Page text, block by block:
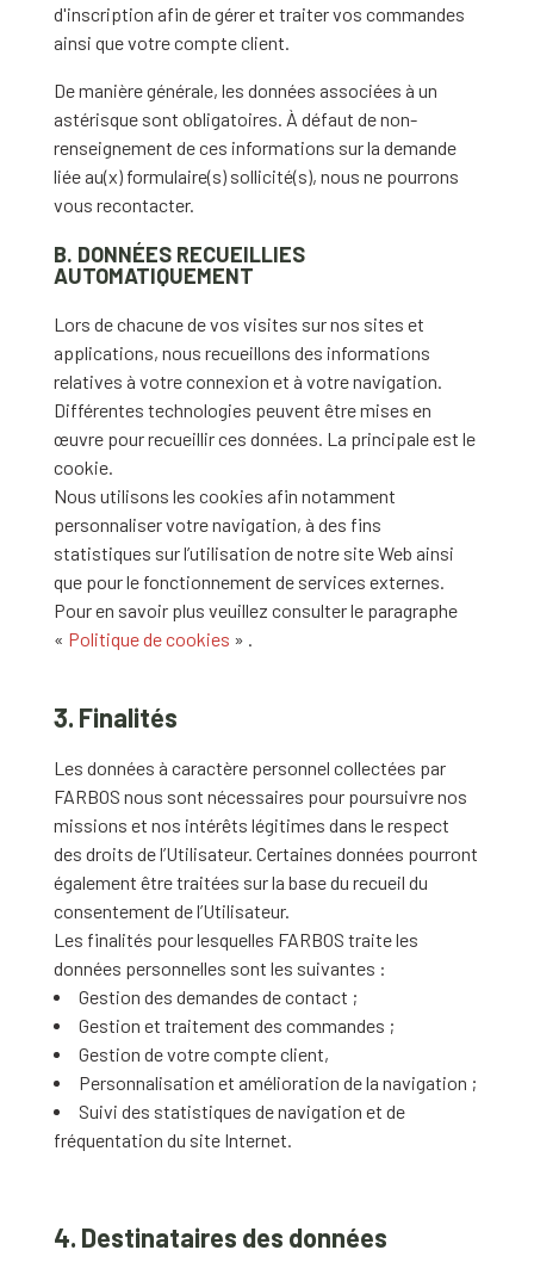
d'inscription afin de gérer et traiter vos commandes
ainsi que votre compte client.
De manière générale, les données associées à un
astérisque sont obligatoires. À défaut de non-
renseignement de ces informations sur la demande
liée au(x) formulaire(s) sollicité(s), nous ne pourrons
vous recontacter.
B. DONNÉES RECUEILLIES
AUTOMATIQUEMENT
Lors de chacune de vos visites sur nos sites et
applications, nous recueillons des informations
relatives à votre connexion et à votre navigation.
Différentes technologies peuvent être mises en
œuvre pour recueillir ces données. La principale est le
cookie.
Nous utilisons les cookies afin notamment
personnaliser votre navigation, à des fins
statistiques sur l’utilisation de notre site Web ainsi
que pour le fonctionnement de services externes.
Pour en savoir plus veuillez consulter le paragraphe
« Politique de cookies » .
3. Finalités
Les données à caractère personnel collectées par
FARBOS nous sont nécessaires pour poursuivre nos
missions et nos intérêts légitimes dans le respect
des droits de l’Utilisateur. Certaines données pourront
également être traitées sur la base du recueil du
consentement de l’Utilisateur.
Les finalités pour lesquelles FARBOS traite les
données personnelles sont les suivantes :
Gestion des demandes de contact ;
Gestion et traitement des commandes ;
Gestion de votre compte client,
Personnalisation et amélioration de la navigation ;
Suivi des statistiques de navigation et de
fréquentation du site Internet.
4. Destinataires des données